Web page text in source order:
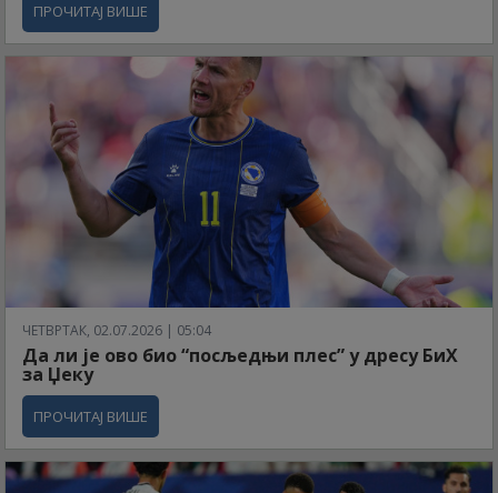
ПРОЧИТАЈ ВИШЕ
ЧЕТВРТАК, 02.07.2026 | 05:04
Да ли је ово био “посљедњи плес” у дресу БиХ
за Џеку
ПРОЧИТАЈ ВИШЕ